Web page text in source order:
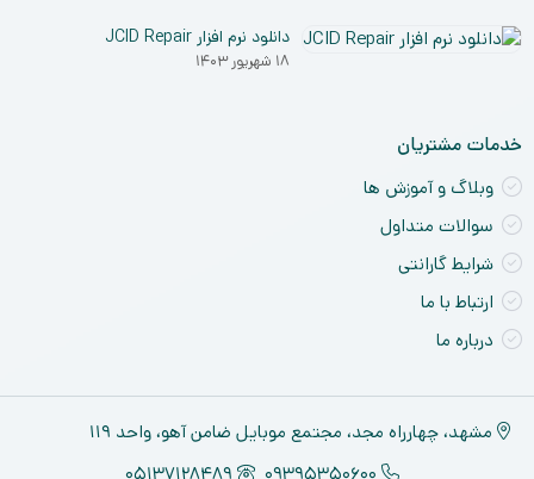
دانلود نرم افزار JCID Repair
۱۸ شهریور ۱۴۰۳
خدمات مشتریان
وبلاگ و آموزش ها
سوالات متداول
شرایط گارانتی
ارتباط با ما
درباره ما
مشهد، چهارراه مجد، مجتمع موبایل ضامن آهو، واحد ۱۱۹
09395350600
05137128489